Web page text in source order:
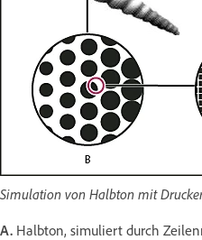
Simulation von Halbton mit
A. Halbton, simuliert durch